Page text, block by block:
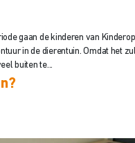
gaan de kinderen van
in de dierentuin. Omdat het
buiten te...